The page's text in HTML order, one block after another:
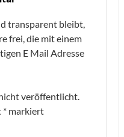
transparent bleibt,
frei, die mit einem
E Mail Adresse
veröffentlicht.
* markiert